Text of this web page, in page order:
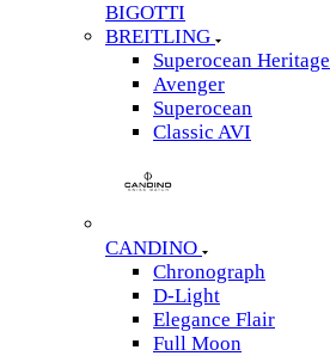
BIGOTTI
BREITLING
Superocean Heritage
Avenger
Superocean
Classic AVI
CANDINO
Chronograph
D-Light
Elegance Flair
Full Moon